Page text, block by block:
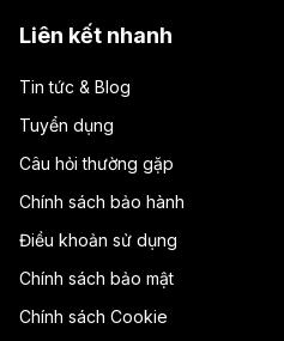
Liên kết nhanh
Tin tức & Blog
Tuyển dụng
Câu hỏi thường gặp
Chính sách bảo hành
Điều khoản sử dụng
Chính sách bảo mật
Chính sách Cookie